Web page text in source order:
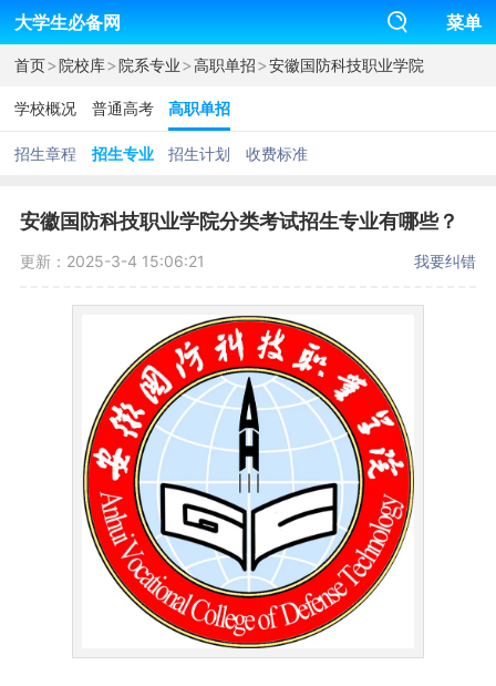
大学生必备网 菜单
首页>院校库>院系专业>高职单招>安徽国防科技职业学院
学校概况 普通高考 高职单招
招生章程 招生专业 招生计划 收费标准
安徽国防科技职业学院分类考试招生专业有哪些？
更新：2025-3-4 15:06:21 我要纠错